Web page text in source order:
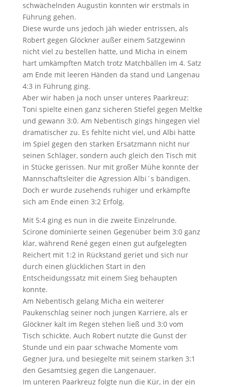
schwächelnden Augustin konnten wir erstmals in
Führung gehen.
Diese wurde uns jedoch jäh wieder entrissen, als
Robert gegen Glöckner außer einem Satzgewinn
nicht viel zu bestellen hatte, und Micha in einem
hart umkämpften Match trotz Matchbällen im 4. Satz
am Ende mit leeren Händen da stand und Langenau
4:3 in Führung ging.
Aber wir haben ja noch unser unteres Paarkreuz:
Toni spielte einen ganz sicheren Stiefel gegen Meltke
und gewann 3:0. Am Nebentisch gings hingegen viel
dramatischer zu. Es fehlte nicht viel, und Albi hätte
im Spiel gegen den starken Ersatzmann nicht nur
seinen Schläger, sondern auch gleich den Tisch mit
in Stücke gerissen. Nur mit großer Mühe konnte der
Mannschaftsleiter die Agression Albi´s bändigen.
Doch er wurde zusehends ruhiger und erkämpfte
sich am Ende einen 3:2 Erfolg.
Mit 5:4 ging es nun in die zweite Einzelrunde.
Scirone dominierte seinen Gegenüber beim 3:0 ganz
klar, während René gegen einen gut aufgelegten
Reichert mit 1:2 in Rückstand geriet und sich nur
durch einen glücklichen Start in den
Entscheidungssatz mit einem Sieg behaupten
konnte.
Am Nebentisch gelang Micha ein weiterer
Paukenschlag seiner noch jungen Karriere, als er
Glöckner kalt im Regen stehen ließ und 3:0 vom
Tisch schickte. Auch Robert nutzte die Gunst der
Stunde und ein paar schwache Momente vom
Gegner Jura, und besiegelte mit seinem starken 3:1
den Gesamtsieg gegen die Langenauer.
Im unteren Paarkreuz folgte nun die Kür, in der ein